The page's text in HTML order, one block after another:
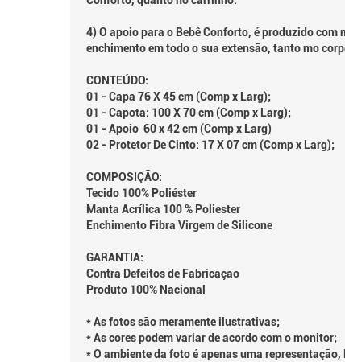
4) O apoio para o Bebê Conforto, é produzido
enchimento em todo o sua extensão, tanto mo
CONTEÚDO:
01 - Capa 76 X 45 cm (Comp x Larg);
01 - Capota: 100 X 70 cm (Comp x Larg);
01 - Apoio 60 x 42 cm (Comp x Larg)
02 - Protetor De Cinto: 17 X 07 cm (Comp x Larg);
COMPOSIÇÃO:
Tecido 100% Poliéster
Manta Acrílica 100 % Poliester
Enchimento Fibra Virgem de Silicone
GARANTIA:
Contra Defeitos de Fabricação
Produto 100% Nacional
* As fotos são meramente ilustrativas;
* As cores podem variar de acordo com o monitor;
* O ambiente da foto é apenas uma